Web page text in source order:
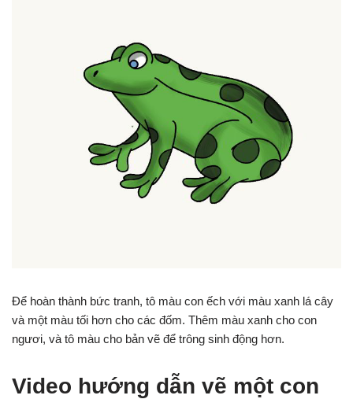
Để hoàn thành bức tranh, tô màu con ếch với màu xanh lá cây
và một màu tối hơn cho các đốm. Thêm màu xanh cho con
ngươi, và tô màu cho bản vẽ để trông sinh động hơn.
Video hướng dẫn vẽ một con